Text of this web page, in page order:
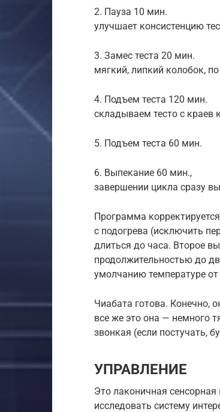
2. Пауза 10 мин.
улучшает консистенцию
3. Замес теста 20
мягкий, липкий колобок,
4. Подъем теста 120
складываем тесто с краев
5. Подъем теста 60
6. Выпекание 60
завершении цикла сразу
Программа
с подогрева (исключить
длиться до часа. Второе
продолжительностью до
умолчанию температуре
Чиабата готова. Конечно,
все же это она — немного
звонкая (если постучать,
УПРАВЛЕНИЕ
Это лаконичная
исследовать систему